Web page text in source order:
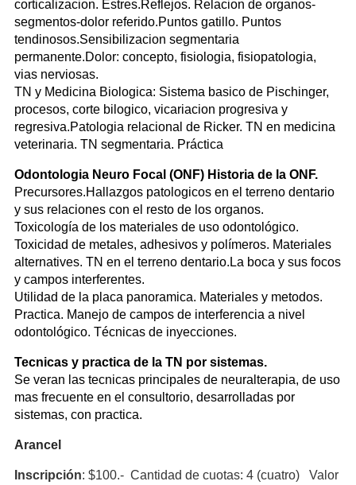
corticalizacion. Estres.Reflejos. Relacion de organos-
segmentos-dolor referido.Puntos gatillo. Puntos
tendinosos.Sensibilizacion segmentaria
permanente.Dolor: concepto, fisiologia, fisiopatologia,
vias nerviosas.
TN y Medicina Biologica: Sistema basico de Pischinger,
procesos, corte bilogico, vicariacion progresiva y
regresiva.Patologia relacional de Ricker. TN en medicina
veterinaria. TN segmentaria. Práctica
Odontologia Neuro Focal (ONF) Historia de la ONF.
Precursores.Hallazgos patologicos en el terreno dentario
y sus relaciones con el resto de los organos.
Toxicología de los materiales de uso odontológico.
Toxicidad de metales, adhesivos y polímeros. Materiales
alternatives. TN en el terreno dentario.La boca y sus focos
y campos interferentes.
Utilidad de la placa panoramica. Materiales y metodos.
Practica. Manejo de campos de interferencia a nivel
odontológico. Técnicas de inyecciones.
Tecnicas y practica de la TN por sistemas.
Se veran las tecnicas principales de neuralterapia, de uso
mas frecuente en el consultorio, desarrolladas por
sistemas, con practica.
Arancel
Inscripción: $100.- Cantidad de cuotas: 4 (cuatro) Valor